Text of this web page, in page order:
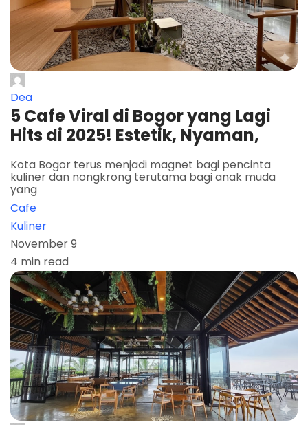
Dea
5 Cafe Viral di Bogor yang Lagi
Hits di 2025! Estetik, Nyaman,
Kota Bogor terus menjadi magnet bagi pencinta
kuliner dan nongkrong terutama bagi anak muda
yang
Cafe
Kuliner
November 9
4 min read